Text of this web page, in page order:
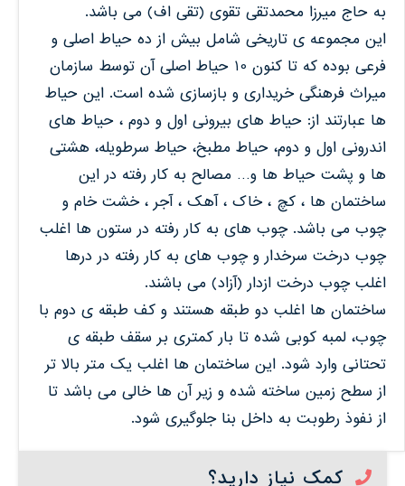
به حاج میرزا محمدتقی تقوی (تقی اف) می باشد.
این مجموعه ی تاریخی شامل بیش از ده حیاط اصلی و
فرعی بوده که تا کنون 10 حیاط اصلی آن توسط سازمان
میراث فرهنگی خریداری و بازسازی شده است. این حیاط
ها عبارتند از: حیاط های بیرونی اول و دوم ، حیاط های
اندرونی اول و دوم، حیاط مطبخ، حیاط سرطویله، هشتی
ها و پشت حیاط ها و… مصالح به کار رفته در این
ساختمان ها ، کچ ، خاک ، آهک ، آجر ، خشت خام و
چوب می باشد. چوب های به کار رفته در ستون ها اغلب
چوب درخت سرخدار و چوب های به کار رفته در درها
اغلب چوب درخت ازدار (آزاد) می باشند.
ساختمان ها اغلب دو طبقه هستند و کف طبقه ی دوم با
چوب، لمبه کوبی شده تا بار کمتری بر سقف طبقه ی
تحتانی وارد شود. این ساختمان ها اغلب یک متر بالا تر
از سطح زمین ساخته شده و زیر آن ها خالی می باشد تا
از نفوذ رطوبت به داخل بنا جلوگیری شود.
کمک نیاز دارید؟